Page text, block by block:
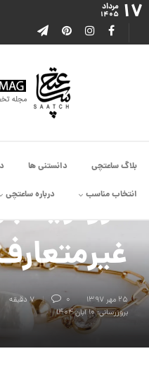
۱۷ مرداد
۱۴۰۵
بلاگ ساعتچی دانستنی ها
انتخاب مناسب درباره ساعتچی
دانستنی ها
مروارید
۲۵ مهر ۱۳۹۷ 0
7 دقیقه
بروزرسانی: ۱۰ آبان ۱۴۰۴